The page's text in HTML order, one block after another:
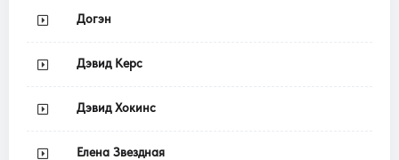
Догэн
Дэвид Керс
Дэвид Хокинс
Елена Звездная